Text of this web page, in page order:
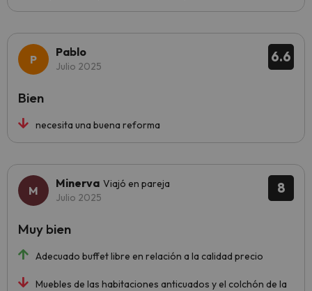
6.6
Pablo
Julio 2025
necesita una buena reforma
Bien
8
Minerva Viajó en pareja
Julio 2025
Adecuado buffet libre en relación a la calidad precio
Muebles de las habitaciones anticuados y el colchón de la
Muy bien